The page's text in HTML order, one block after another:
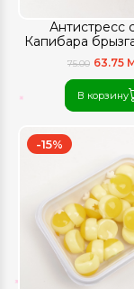
Антистресс
Капибара
75.00 63.75
В корзину
-15%